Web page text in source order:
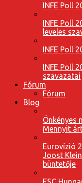
INFE Poll
INFE Poll
leveles
INFE Poll
INFE Poll
szavazatai
Fórum
Fórum
Blog
Önkényes
Mennyit
Eurovízió
Joost
büntetője